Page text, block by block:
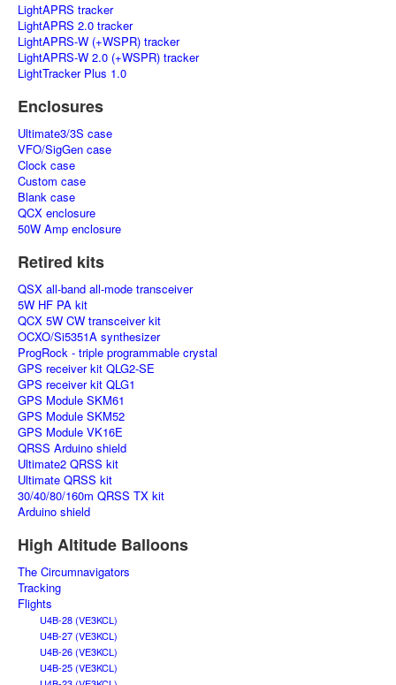
LightAPRS tracker
LightAPRS 2.0 tracker
LightAPRS-W (+WSPR) tracker
LightAPRS-W 2.0 (+WSPR) tracker
LightTracker Plus 1.0
Enclosures
Ultimate3/3S case
VFO/SigGen case
Clock case
Custom case
Blank case
QCX enclosure
50W Amp enclosure
Retired kits
QSX all-band all-mode transceiver
5W HF PA kit
QCX 5W CW transceiver kit
OCXO/Si5351A synthesizer
ProgRock - triple programmable crystal
GPS receiver kit QLG2-SE
GPS receiver kit QLG1
GPS Module SKM61
GPS Module SKM52
GPS Module VK16E
QRSS Arduino shield
Ultimate2 QRSS kit
Ultimate QRSS kit
30/40/80/160m QRSS TX kit
Arduino shield
High Altitude Balloons
The Circumnavigators
Tracking
Flights
U4B-28 (VE3KCL)
U4B-27 (VE3KCL)
U4B-26 (VE3KCL)
U4B-25 (VE3KCL)